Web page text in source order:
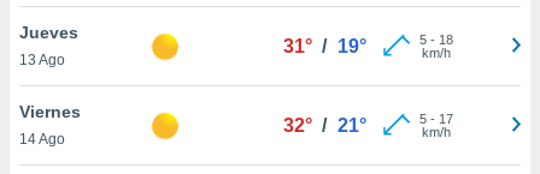
cookies
aceptar
Jueves
13 Ago
31° / 19° 5- 18
km/h
Viernes
14 Ago
32° / 21° 5- 17
km/h